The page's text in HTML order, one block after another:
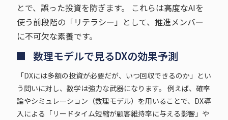
とで、誤った投資を防ぎます。 これらは高度なAIを
使う前段階の「リテラシー」として、推進メンバー
に不可欠な素養です。
数理モデルで見るDXの効果予測
「DXには多額の投資が必要だが、いつ回収できるのか」とい
う問いに対し、数学は強力な武器になります。 例えば、確率
論やシミュレーション（数理モデル）を用いることで、DX導
入による「リードタイム短縮が顧客維持率に与える影響」や